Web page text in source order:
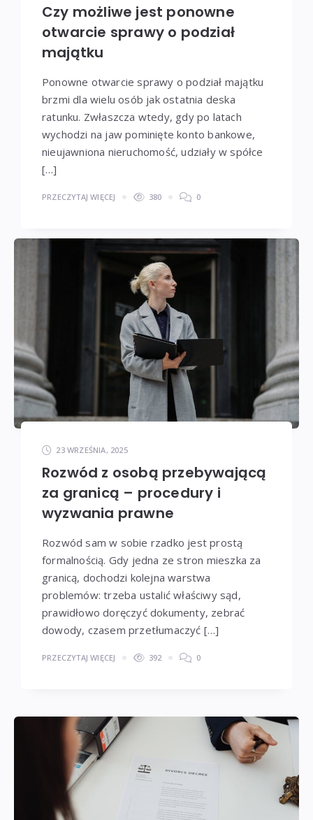
Czy możliwe jest ponowne
otwarcie sprawy o podział
majątku
Ponowne otwarcie sprawy o podział majątku
brzmi dla wielu osób jak ostatnia deska
ratunku. Zwłaszcza wtedy, gdy po latach
wychodzi na jaw pominięte konto bankowe,
nieujawniona nieruchomość, udziały w spółce
[…]
PRZECZYTAJ WIĘCEJ 380 0
23 WRZEŚNIA, 2025
Rozwód z osobą przebywającą
za granicą – procedury i
wyzwania prawne
Rozwód sam w sobie rzadko jest prostą
formalnością. Gdy jedna ze stron mieszka za
granicą, dochodzi kolejna warstwa
problemów: trzeba ustalić właściwy sąd,
prawidłowo doręczyć dokumenty, zebrać
dowody, czasem przetłumaczyć […]
PRZECZYTAJ WIĘCEJ 392 0